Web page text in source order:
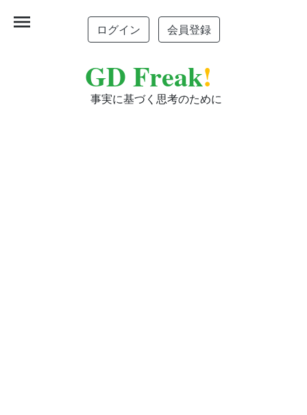
ログイン 会員登録
GD Freak!
事実に基づく思考のために
menu